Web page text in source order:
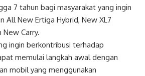
7 tahun bagi masyarakat yang ingin
All New Ertiga Hybrid, New XL7
New Carry.
ingin berkontribusi terhadap
memulai langkah awal dengan
mobil yang menggunakan